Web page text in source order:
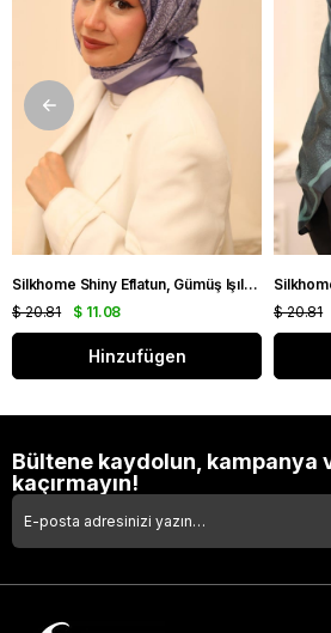
Silkhome Shiny Eflatun, Gümüş Işıltılı Eşarp IST 75002 - 23
$ 11.08
$ 20.81
Hinzufügen
$ 20.81
Bültene kaydolun, kampanya
kaçırmayın!